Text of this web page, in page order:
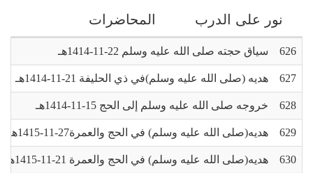
نور على الدرب المحاضرات
626 سياق حجته صلى الله عليه وسلم 22-11-1414هـ
627 هديه (صلى الله عليه وسلم)في ذي الحليفة 21-11-1414هـ
628 خروجه صلى الله عليه وسلم إلى الحج 15-11-1414هـ
629 هديه(صلى الله عليه وسلم) في الحج والعمرة27-11-1415هـ
630 هديه(صلى الله عليه وسلم) في الحج والعمرة 21-11-1415هـ